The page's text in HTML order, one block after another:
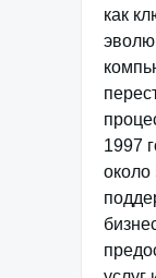
как
1997
около